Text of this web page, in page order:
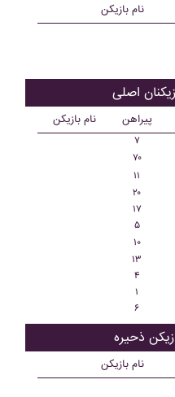
نام بازیکن
نام بازیکن پیراهن
۷
۷۰
۱۱
۲۰
۱۷
۵
۱۰
۱۳
۴
۱
۶
نام بازیکن